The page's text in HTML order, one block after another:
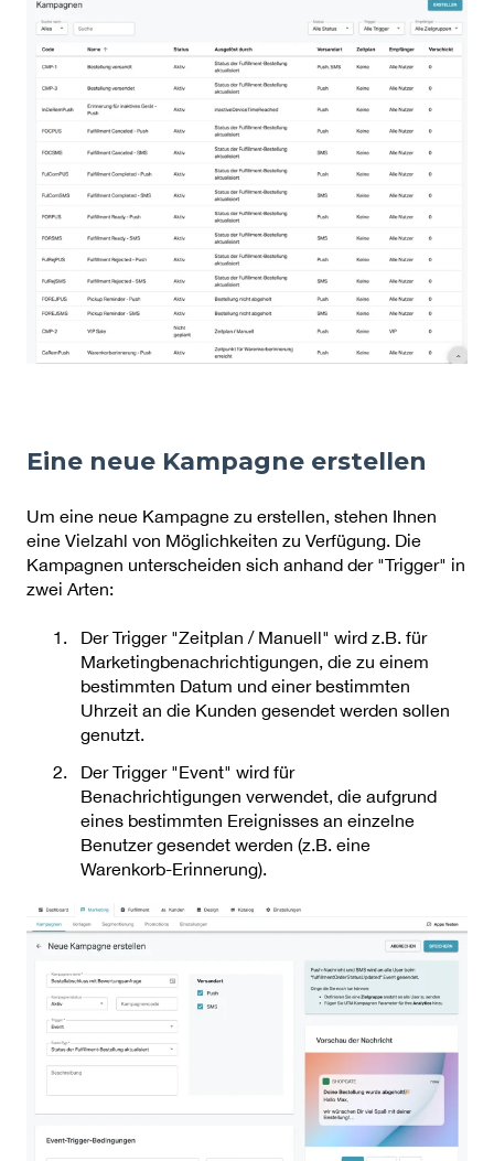
Eine neue Kampagne erstellen
Um eine neue Kampagne zu erstellen, stehen Ihnen
eine Vielzahl von Möglichkeiten zu Verfügung. Die
Kampagnen unterscheiden sich anhand der "Trigger" in
zwei Arten:
Der Trigger "Zeitplan / Manuell" wird z.B. für
Marketingbenachrichtigungen, die zu einem
bestimmten Datum und einer bestimmten
Uhrzeit an die Kunden gesendet werden sollen
genutzt.
Der Trigger "Event" wird für
Benachrichtigungen verwendet, die aufgrund
eines bestimmten Ereignisses an einzelne
Benutzer gesendet werden (z.B. eine
Warenkorb-Erinnerung).